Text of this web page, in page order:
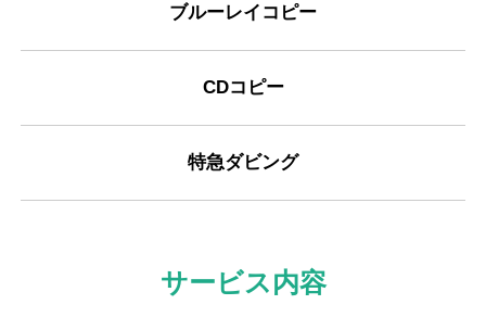
ブルーレイコピー
CDコピー
特急ダビング
サービス内容